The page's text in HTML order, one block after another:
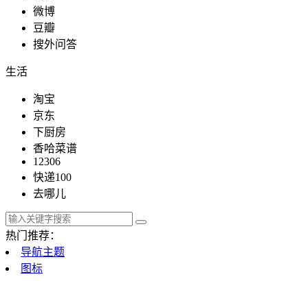
微博
豆瓣
搜外问答
生活
淘宝
京东
下厨房
香哈菜谱
12306
快递100
去哪儿
热门推荐：
导航主题
图标